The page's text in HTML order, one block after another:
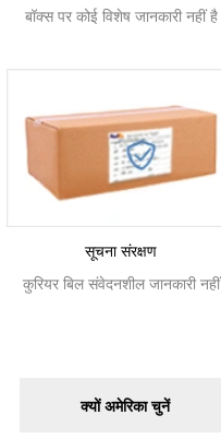
बॉक्स पर कोई विशेष जानकारी नहीं है
सूचना संरक्षण
कुरियर बिल संवेदनशील जानकारी नहीं
क्यों अमेरिका चुनें